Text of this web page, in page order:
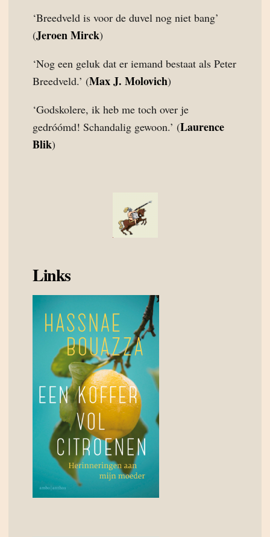
‘Breedveld is voor de duvel nog niet bang’
(Jeroen Mirck)
‘Nog een geluk dat er iemand bestaat als Peter
Breedveld.’ (Max J. Molovich)
‘Godskolere, ik heb me toch over je
gedróómd! Schandalig gewoon.’ (Laurence
Blik)
Links